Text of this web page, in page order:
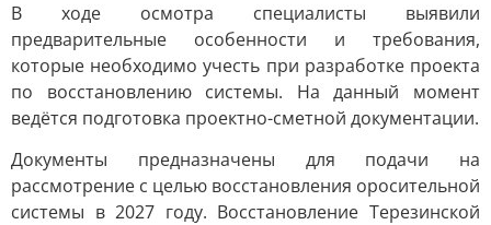
В ходе осмотра специалисты выявили
предварительные особенности и требования,
которые необходимо учесть при разработке проекта
по восстановлению системы. На данный момент
ведётся подготовка проектно-сметной документации.
Документы предназначены для подачи на
рассмотрение с целью восстановления оросительной
системы в 2027 году. Восстановление Терезинской